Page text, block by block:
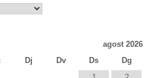
agost 2026
Dj Dv Ds
Dg